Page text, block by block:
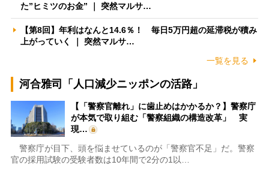
た”ヒミツのお金” ｜ 突然マルサ…
【第8回】年利はなんと14.6％！ 毎日5万円超の延滞税が積み
上がっていく ｜ 突然マルサ…
一覧を見る
河合雅司「人口減少ニッポンの活路」
【「警察官離れ」に歯止めはかかるか？】警察庁
が本気で取り組む「警察組織の構造改革」 実
現…
警察庁が目下、頭を悩ませているのが「警察官不足」だ。警察
官の採用試験の受験者数は10年間で2分の1以…